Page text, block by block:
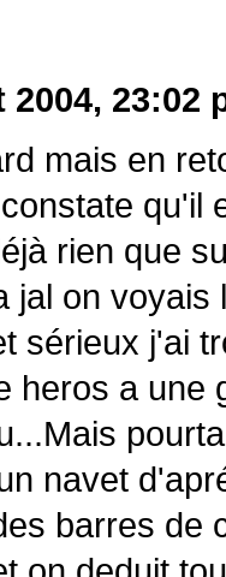
2004, 23:02
mais en
qu'il
rien que
jal on
sérieux j'ai
heros a une
navet
barres de